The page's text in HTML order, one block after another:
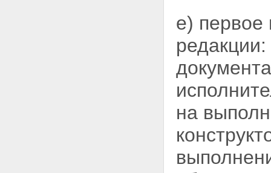
е)
на